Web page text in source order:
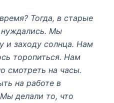
Тогда, в старые
Мы
и заходу солнца. Нам
торопиться. Нам
смотреть на часы.
на работе в
Мы делали то, что